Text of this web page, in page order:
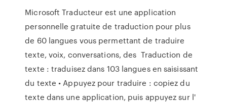
Microsoft Traducteur est une application
personnelle gratuite de traduction pour plus
de 60 langues vous permettant de traduire
texte, voix, conversations, des Traduction de
texte : traduisez dans 103 langues en saisissant
du texte • Appuyez pour traduire : copiez du
texte dans une application, puis appuyez sur l'